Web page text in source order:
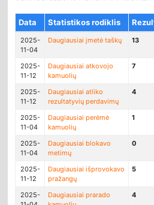
Data Statistikos rodiklis
2025-
11-04
Daugiausiai įmetė taškų 13
2025-
11-12
Daugiausiai atkovojo
kamuolių
7
2025-
11-12
Daugiausiai atliko
rezultatyvių perdavimų
4
2025-
11-04
Daugiausiai perėmė
kamuolių
1
2025-
11-04
Daugiausiai blokavo
metimų
0
2025-
11-12
Daugiausiai išprovokavo
pražangų
5
2025-
Daugiausiai prarado
4